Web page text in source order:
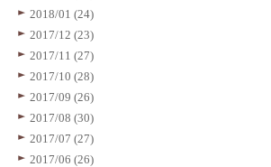
2018/01 (24)
2017/12 (23)
2017/11 (27)
2017/10 (28)
2017/09 (26)
2017/08 (30)
2017/07 (27)
2017/06 (26)